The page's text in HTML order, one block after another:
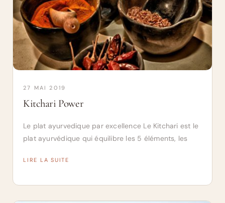
27 MAI 2019
Kitchari Power
Le plat ayurvedique par excellence Le Kitchari est le
plat ayurvédique qui équilibre les 5 éléments, les
LIRE LA SUITE